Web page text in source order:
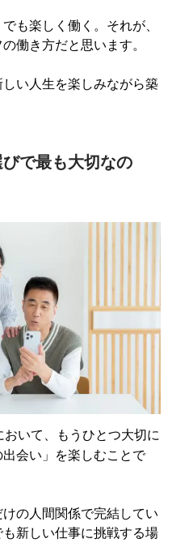
も楽しく働く。それが、
働き方だと思います。
い人生を楽しみながら築
で最も大切なの
いて、もうひとつ大切に
会い」を楽しむことで
の人間関係で完結してい
新しい仕事に挑戦する場